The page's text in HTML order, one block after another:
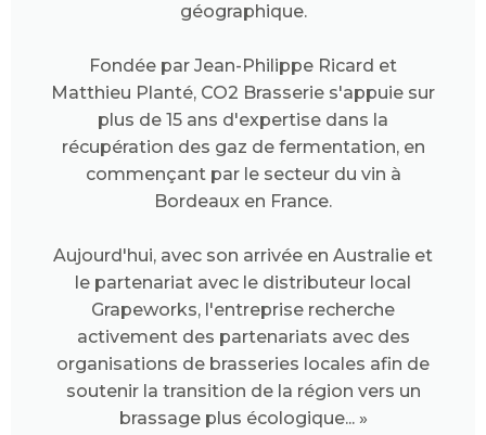
géographique.
Fondée par Jean-Philippe Ricard et
Matthieu Planté, CO2 Brasserie s'appuie sur
plus de 15 ans d'expertise dans la
récupération des gaz de fermentation, en
commençant par le secteur du vin à
Bordeaux en France.
Aujourd'hui, avec son arrivée en Australie et
le partenariat avec le distributeur local
Grapeworks, l'entreprise recherche
activement des partenariats avec des
organisations de brasseries locales afin de
soutenir la transition de la région vers un
brassage plus écologique... »